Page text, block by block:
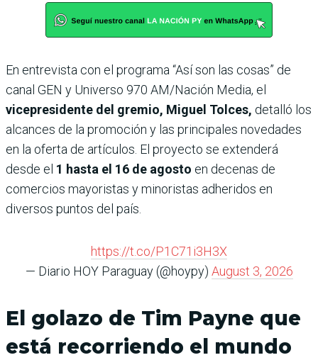
En entrevista con el programa “Así son las cosas” de
canal GEN y Universo 970 AM/Nación Media, el
vicepresidente del gremio, Miguel Tolces, detalló los
alcances de la promoción y las principales novedades
en la oferta de artículos. El proyecto se extenderá
desde el 1 hasta el 16 de agosto en decenas de
comercios mayoristas y minoristas adheridos en
diversos puntos del país.
https://t.co/P1C71i3H3X
— Diario HOY Paraguay (@hoypy) August 3, 2026
El golazo de Tim Payne que
está recorriendo el mundo